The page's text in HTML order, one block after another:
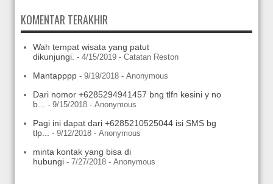
KOMENTAR TERAKHIR
Wah tempat wisata yang patut
dikunjungi. - 4/15/2019 - Catatan Reston
Mantapppp - 9/19/2018 - Anonymous
Dari nomor +6285294941457 bng tlfn kesini y no
b...
- 9/15/2018 - Anonymous
Pagi ini dapat dari +6285210525044 isi SMS bg
tlp...
- 9/12/2018 - Anonymous
minta kontak yang bisa di
hubungi - 7/27/2018 - Anonymous